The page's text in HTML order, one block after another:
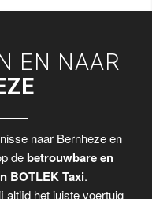
EN NAAR
naar Bernheze en
debetrouwbare en
BOTLEK Taxi.
altijd het juiste voertuig